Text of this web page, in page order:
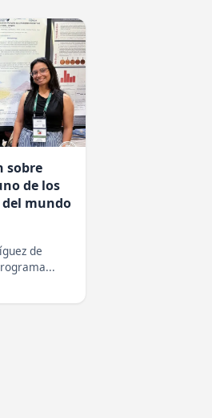
sobre
de los
mundo
de